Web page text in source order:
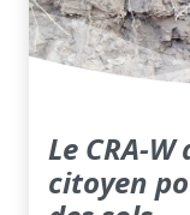
Le CRA-
citoyen